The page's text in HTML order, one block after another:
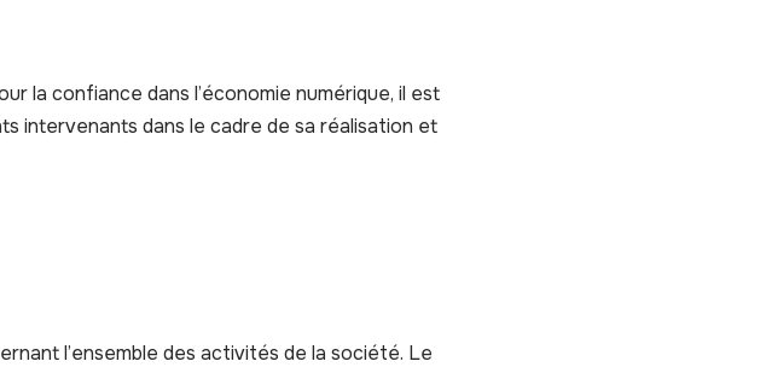
la confiance dans l’économie numérique, il est
intervenants dans le cadre de sa réalisation et
l’ensemble des activités de la société. Le